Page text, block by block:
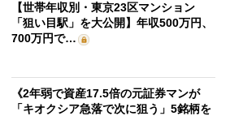
【世帯年収別・東京23区マンション
「狙い目駅」を大公開】年収500万円、
700万円で…
《2年弱で資産17.5倍の元証券マンが
「キオクシア急落で次に狙う」5銘柄を